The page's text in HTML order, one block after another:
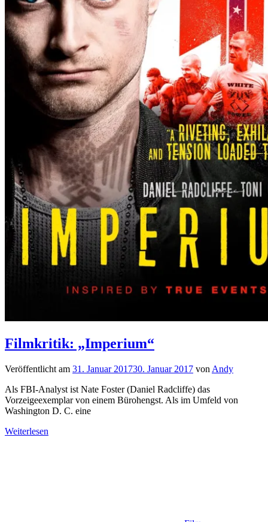
Filmkritik: „Imperium“
Veröffentlicht am 31. Januar 201730. Januar 2017 von Andy
Als FBI-Analyst ist Nate Foster (Daniel Radcliffe) das
Vorzeigeexemplar von einem Bürohengst. Als im Umfeld von
Washington D. C. eine
Weiterlesen